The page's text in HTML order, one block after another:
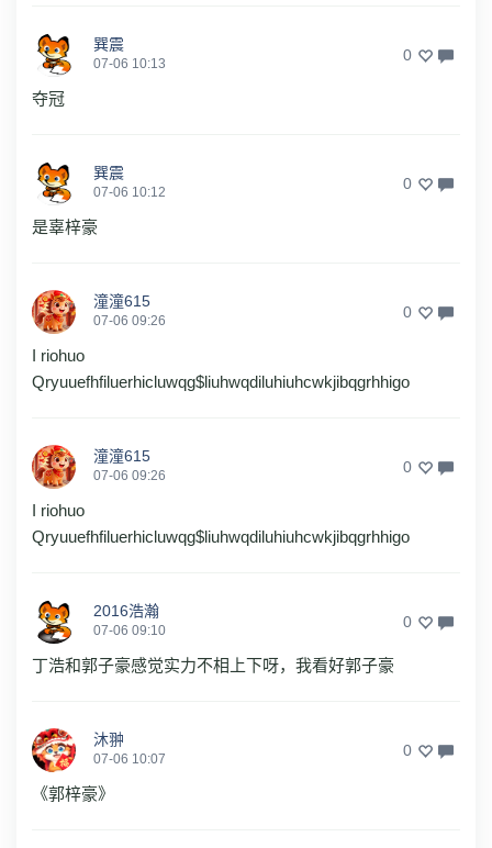
巽震
07-06 10:13 0
夺冠
巽震
07-06 10:12 0
是辜梓豪
潼潼615
07-06 09:26 0
I riohuo
Qryuuefhfiluerhicluwqg$liuhwqdiluhiuhcwkjibqgrhhigo
潼潼615
07-06 09:26 0
I riohuo
Qryuuefhfiluerhicluwqg$liuhwqdiluhiuhcwkjibqgrhhigo
2016浩瀚
07-06 09:10 0
丁浩和郭子豪感觉实力不相上下呀，我看好郭子豪
沐翀
07-06 10:07 0
《郭梓豪》